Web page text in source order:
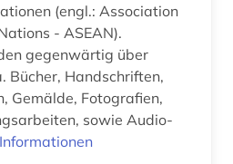
(engl.: Association
- ASEAN).
gegenwärtig über
Bücher, Handschriften,
Gemälde, Fotografien,
sowie Audio-